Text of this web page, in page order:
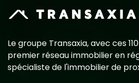
Le groupe Transaxia, avec ces
premier réseau immobilier en
spécialiste de l'immobilier de